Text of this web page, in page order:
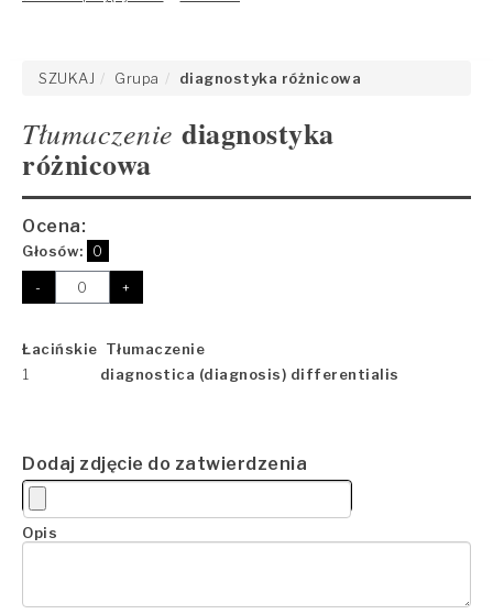
SZUKAJ Grupa diagnostyka różnicowa
Tłumaczenie diagnostyka
różnicowa
Ocena:
Głosów: 0
- +
Łacińskie Tłumaczenie
1
diagnostica (diagnosis) differentialis
Dodaj zdjęcie do zatwierdzenia
Opis